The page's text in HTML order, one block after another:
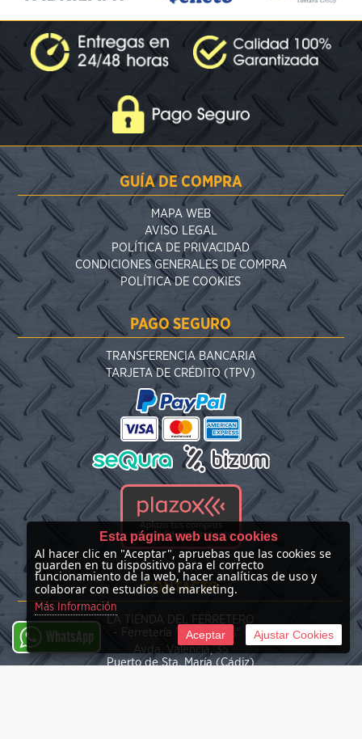
GUÍA DE COMPRA
MAPA WEB
AVISO LEGAL
POLÍTICA DE PRIVACIDAD
CONDICIONES GENERALES DE COMPRA
POLÍTICA DE COOKIES
PAGO SEGURO
TRANSFERENCIA BANCARIA
TARJETA DE CRÉDITO (TPV)
CONTACTO
LA TIENDA DEL FERRETERO
- Ferretería "Las Nieves" -
Avda. Valencia, 35
Puerto de Sta. María (Cádiz)
WhatsApp
Esta página web usa cookies
Al hacer clic en "Aceptar", apruebas que las cookies se
guarden en tu dispositivo para el correcto
funcionamiento de la web, hacer analíticas de uso y
colaborar con estudios de marketing.
Más Información
Aceptar Ajustar Cookies